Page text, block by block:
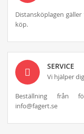
Distansköplagen
köp.
SERVICE
Vi hjälper
Beställning från
info@fagert.se